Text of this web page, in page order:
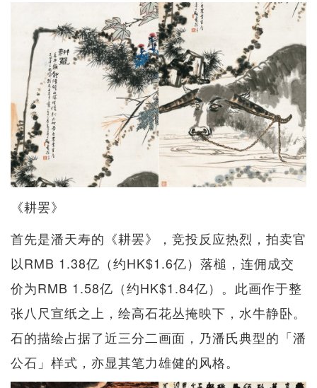
《耕罢》
首先是潘天寿的《耕罢》，竞投反应热烈，拍卖官
以RMB 1.38亿（约HK$1.6亿）落槌，连佣成交
价为RMB 1.58亿（约HK$1.84亿）。此画作于整
张八尺宣纸之上，绘高石花丛掩映下，水牛静卧。
石的描绘占据了近三分二画面，乃潘氏典型的「潘
公石」样式，亦显其笔力雄健的风格。